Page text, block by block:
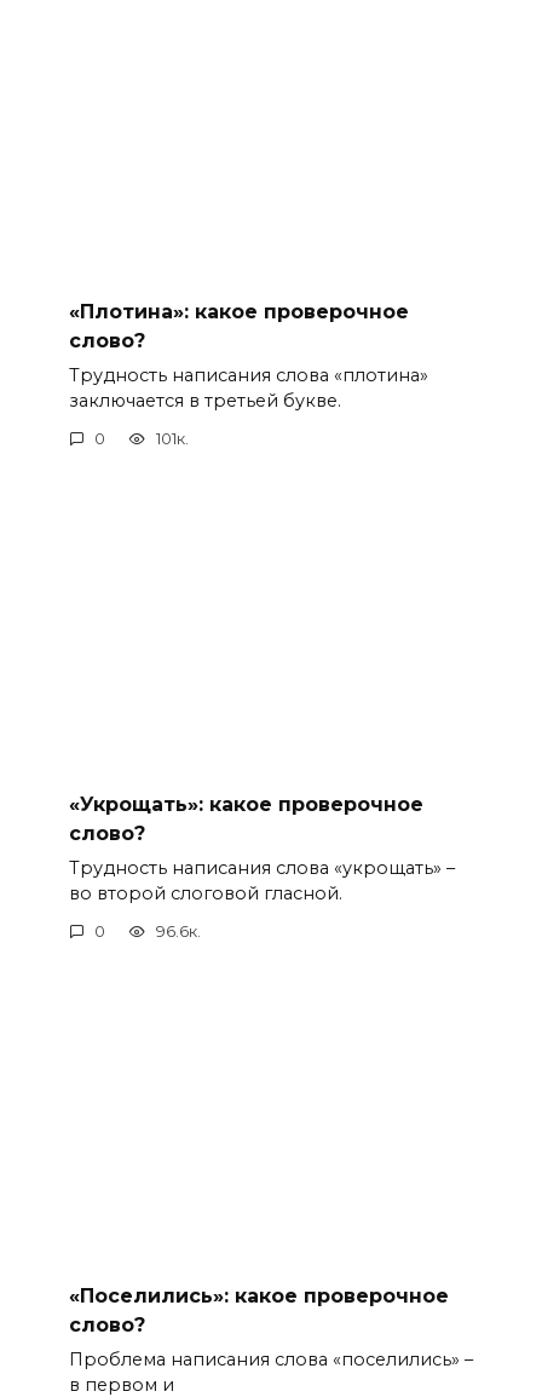
«Плотина»: какое проверочное
слово?
Трудность написания слова «плотина»
заключается в третьей букве.
0 101к.
«Укрощать»: какое проверочное
слово?
Трудность написания слова «укрощать» –
во второй слоговой гласной.
0 96.6к.
«Поселились»: какое проверочное
слово?
Проблема написания слова «поселились» –
в первом и